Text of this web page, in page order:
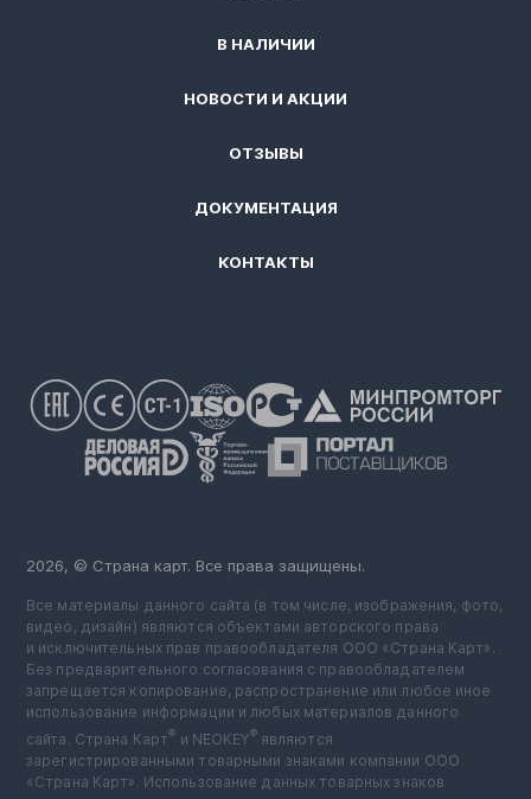
В НАЛИЧИИ
НОВОСТИ И АКЦИИ
ОТЗЫВЫ
ДОКУМЕНТАЦИЯ
КОНТАКТЫ
2026, © Страна карт. Все права защищены.
Все материалы данного сайта (в том числе, изображения, фото,
видео, дизайн) являются объектами авторского права
и исключительных прав правообладателя ООО «Страна Карт».
Без предварительного согласования с правообладателем
запрещается копирование, распространение или любое иное
использование информации и любых материалов данного
сайта. Страна Карт® ️ и NEOKEY®️ являются
зарегистрированными товарными знаками компании ООО
«Страна Карт». Использование данных товарных знаков